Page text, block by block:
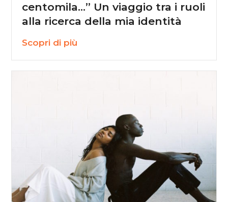
centomila…” Un viaggio tra i ruoli
alla ricerca della mia identità
Scopri di più